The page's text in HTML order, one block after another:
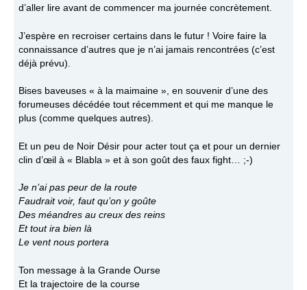
d’aller lire avant de commencer ma journée concrètement.
J’espère en recroiser certains dans le futur ! Voire faire la
connaissance d’autres que je n’ai jamais rencontrées (c’est
déjà prévu).
Bises baveuses « à la maimaine », en souvenir d’une des
forumeuses décédée tout récemment et qui me manque le
plus (comme quelques autres).
Et un peu de Noir Désir pour acter tout ça et pour un dernier
clin d’œil à « Blabla » et à son goût des faux fight… ;-)
Je n’ai pas peur de la route
Faudrait voir, faut qu’on y goûte
Des méandres au creux des reins
Et tout ira bien là
Le vent nous portera
Ton message à la Grande Ourse
Et la trajectoire de la course